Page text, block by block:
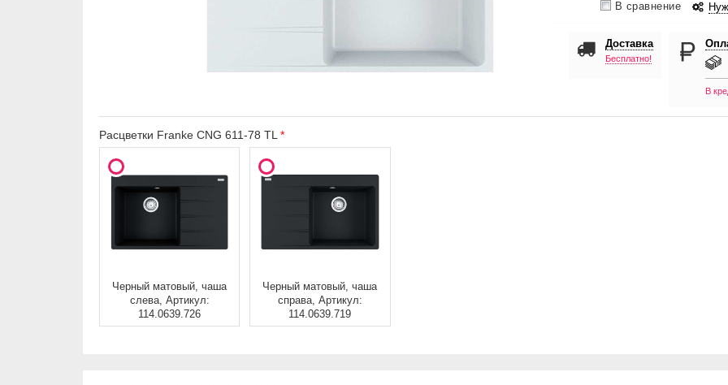
В сравнение
Доставка
Бесплатно!
В
Расцветки Franke CNG 611-78 TL
Черный матовый, чаша
слева, Артикул:
114.0639.726
Черный матовый, чаша
справа, Артикул:
114.0639.719